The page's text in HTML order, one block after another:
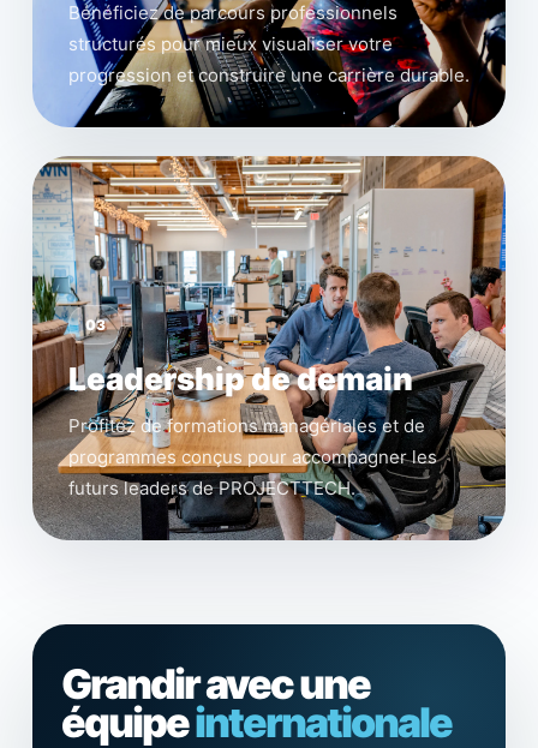
Bénéficiez de parcours professionnels
structurés pour mieux visualiser votre
progression et construire une carrière durable.
03
Leadership de demain
Profitez de formations managériales et de
programmes conçus pour accompagner les
futurs leaders de PROJECTTECH.
Grandir avec une
équipeinternationale